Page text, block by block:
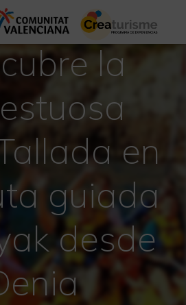
como usuario
Activo-Deportivo
Rural
otoño
Santa
la
en
guiada
desde